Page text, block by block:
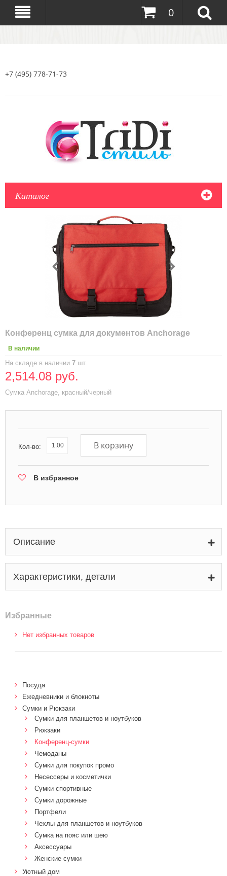
0
+7 (495) 778-71-73
Каталог
Конференц сумка для документов Anchorage
В наличии
На складе в наличии 7 шт.
2,514.08 руб.
Сумка Anchorage, красный/черный
Кол-во: В корзину
В избранное
Описание
Характеристики, детали
Избранные
Нет избранных товаров
Посуда
Ежедневники и блокноты
Сумки и Рюкзаки
Сумки для планшетов и ноутбуков
Рюкзаки
Конференц-сумки
Чемоданы
Сумки для покупок промо
Несессеры и косметички
Сумки спортивные
Сумки дорожные
Портфели
Чехлы для планшетов и ноутбуков
Сумка на пояс или шею
Аксессуары
Женские сумки
Уютный дом